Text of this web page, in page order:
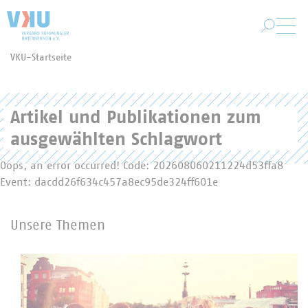
VKU-Startseite
Artikel und Publikationen zum
ausgewählten Schlagwort
Oops, an error occurred! Code: 202608060211224d53ffa8
Event: dacdd26f634c457a8ec95de324ff601e
Unsere Themen